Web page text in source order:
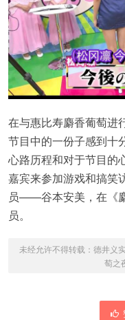
在与惠比寿麝香葡萄进
节目中的一份子感到十
心路历程和对于节目的
嘉宾来参加游戏和搞笑
员——谷本安美，在《
员。
未经允许不得转载： 德井义实
萄之